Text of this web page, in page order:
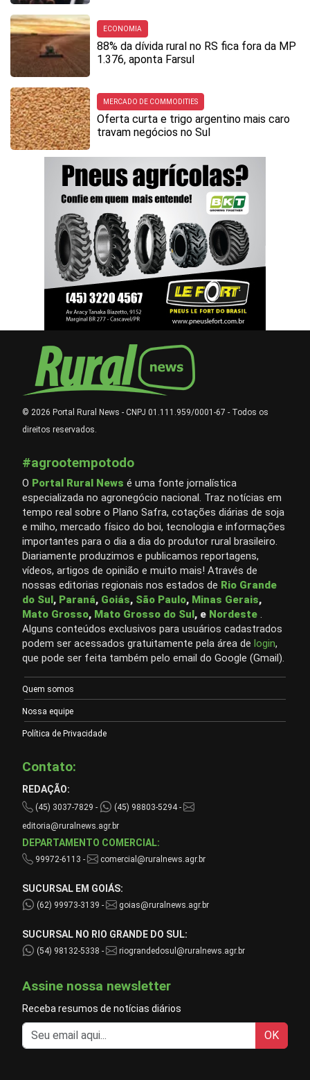
ECONOMIA
88% da dívida rural no RS fica fora da MP
1.376, aponta Farsul
MERCADO DE COMMODITIES
Oferta curta e trigo argentino mais caro
travam negócios no Sul
© 2026 Portal Rural News - CNPJ 01.111.959/0001-67 - Todos os
direitos reservados.
#agrootempotodo
O Portal Rural News é uma fonte jornalística
especializada no agronegócio nacional. Traz notícias em
tempo real sobre o Plano Safra, cotações diárias de soja
e milho, mercado físico do boi, tecnologia e informações
importantes para o dia a dia do produtor rural brasileiro.
Diariamente produzimos e publicamos reportagens,
vídeos, artigos de opinião e muito mais! Através de
nossas editorias regionais nos estados de Rio Grande
do Sul, Paraná, Goiás, São Paulo, Minas Gerais,
Mato Grosso, Mato Grosso do Sul, e Nordeste .
Alguns conteúdos exclusivos para usuários cadastrados
podem ser acessados gratuitamente pela área de login,
que pode ser feita também pelo email do Google (Gmail).
Quem somos
Nossa equipe
Política de Privacidade
Contato:
REDAÇÃO:
(45) 3037-7829 -
(45) 98803-5294 -
editoria@ruralnews.agr.br
DEPARTAMENTO COMERCIAL:
99972-6113 - comercial@ruralnews.agr.br
SUCURSAL EM GOIÁS:
(62) 99973-3139 - goias@ruralnews.agr.br
SUCURSAL NO RIO GRANDE DO SUL:
(54) 98132-5338 - riograndedosul@ruralnews.agr.br
Assine nossa newsletter
Receba resumos de notícias diários
OK